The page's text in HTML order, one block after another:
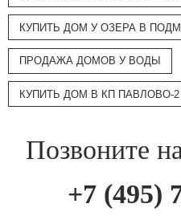
КУПИТЬ ДОМ У ОЗЕРА В
ПРОДАЖА ДОМОВ У ВОДЫ
КУПИТЬ ДОМ В КП ПАВЛОВО-2
Позвоните
+7 (495)